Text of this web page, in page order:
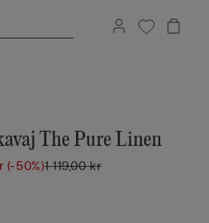
The Pure Linen
(-50%)1 119,00 kr